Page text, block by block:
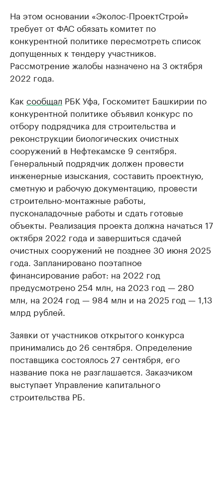
На этом основании «Эколос-ПроектСтрой»
требует от ФАС обязать комитет по
конкурентной политике пересмотреть список
допущенных к тендеру участников.
Рассмотрение жалобы назначено на 3 октября
2022 года.
Как сообщал РБК Уфа, Госкомитет Башкирии по
конкурентной политике объявил конкурс по
отбору подрядчика для строительства и
реконструкции биологических очистных
сооружений в Нефтекамске 9 сентября.
Генеральный подрядчик должен провести
инженерные изыскания, составить проектную,
сметную и рабочую документацию, провести
строительно-монтажные работы,
пусконаладочные работы и сдать готовые
объекты. Реализация проекта должна начаться 17
октября 2022 года и завершиться сдачей
очистных сооружений не позднее 30 июня 2025
года. Запланировано поэтапное
финансирование работ: на 2022 год
предусмотрено 254 млн, на 2023 год — 280
млн, на 2024 год — 984 млн и на 2025 год — 1,13
млрд рублей.
Заявки от участников открытого конкурса
принимались до 26 сентября. Определение
поставщика состоялось 27 сентября, его
название пока не разглашается. Заказчиком
выступает Управление капитального
строительства РБ.